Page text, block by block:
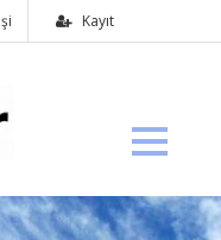
Kayıt